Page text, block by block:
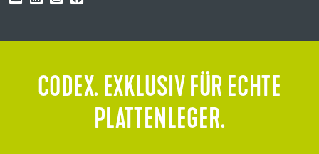
CODEX. EXKLUSIV FÜR ECHTE
PLATTENLEGER.